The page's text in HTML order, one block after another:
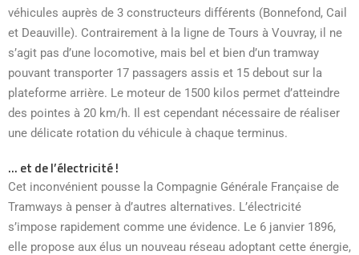
véhicules auprès de 3 constructeurs différents (Bonnefond, Cail
et Deauville). Contrairement à la ligne de Tours à Vouvray, il ne
s’agit pas d’une locomotive, mais bel et bien d’un tramway
pouvant transporter 17 passagers assis et 15 debout sur la
plateforme arrière. Le moteur de 1500 kilos permet d’atteindre
des pointes à 20 km/h. Il est cependant nécessaire de réaliser
une délicate rotation du véhicule à chaque terminus.
… et de l’électricité !
Cet inconvénient pousse la Compagnie Générale Française de
Tramways à penser à d’autres alternatives. L’électricité
s’impose rapidement comme une évidence. Le 6 janvier 1896,
elle propose aux élus un nouveau réseau adoptant cette énergie,